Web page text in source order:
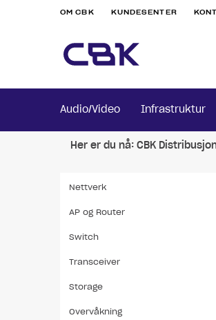
OM CBK KUNDESENTER
Audio/Video Infrastruktur
Her er du nå: CBK
Nettverk
AP og Router
Switch
Transceiver
Storage
Overvåkning